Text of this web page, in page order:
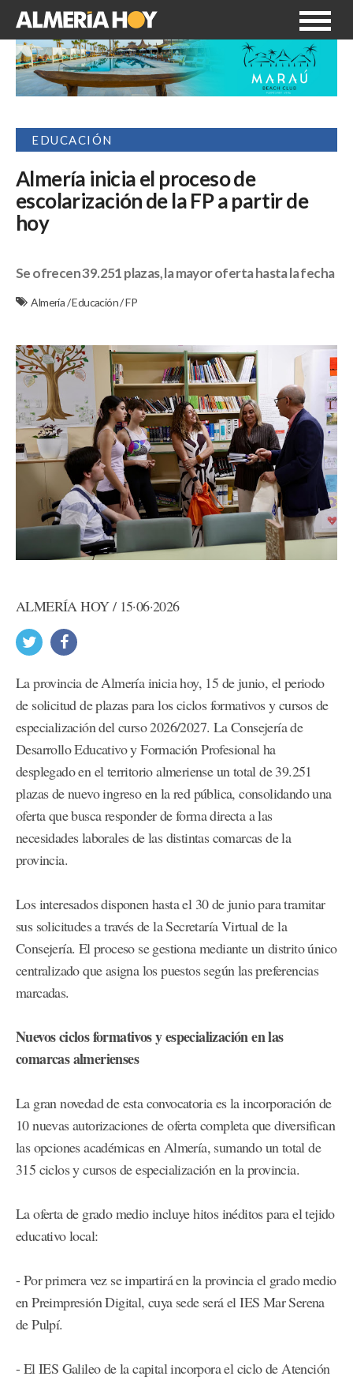
EDUCACIÓN
Almería inicia el proceso de
escolarización de la FP a partir de
hoy
Se ofrecen 39.251 plazas, la mayor oferta hasta la fecha
Almería/Educación/FP
ALMERÍA HOY / 15·06·2026
La provincia de Almería inicia hoy, 15 de junio, el periodo
de solicitud de plazas para los ciclos formativos y cursos de
especialización del curso 2026/2027. La Consejería de
Desarrollo Educativo y Formación Profesional ha
desplegado en el territorio almeriense un total de 39.251
plazas de nuevo ingreso en la red pública, consolidando una
oferta que busca responder de forma directa a las
necesidades laborales de las distintas comarcas de la
provincia.
Los interesados disponen hasta el 30 de junio para tramitar
sus solicitudes a través de la Secretaría Virtual de la
Consejería. El proceso se gestiona mediante un distrito único
centralizado que asigna los puestos según las preferencias
marcadas.
Nuevos ciclos formativos y especialización en las
comarcas almerienses
La gran novedad de esta convocatoria es la incorporación de
10 nuevas autorizaciones de oferta completa que diversifican
las opciones académicas en Almería, sumando un total de
315 ciclos y cursos de especialización en la provincia.
La oferta de grado medio incluye hitos inéditos para el tejido
educativo local:
- Por primera vez se impartirá en la provincia el grado medio
en Preimpresión Digital, cuya sede será el IES Mar Serena
de Pulpí.
- El IES Galileo de la capital incorpora el ciclo de Atención